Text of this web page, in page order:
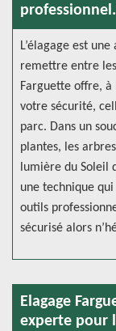
professionnel.
L’élagage est
remettre entre
Farguette offre,
votre sécurité,
parc. Dans un
plantes, les
lumière du Soleil
une technique
outils
sécurisé alors
Elagage
experte pour